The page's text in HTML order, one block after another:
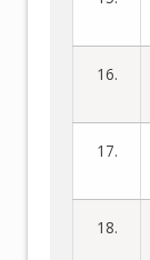
16.
17.
18.